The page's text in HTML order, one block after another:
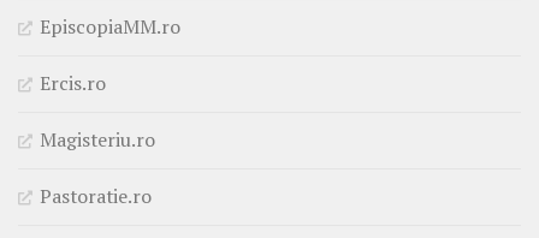
EpiscopiaMM.ro
Ercis.ro
Magisteriu.ro
Pastoratie.ro